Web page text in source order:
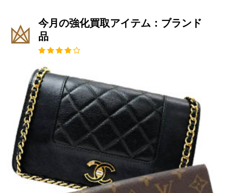
今月の強化買取アイテム：ブランド
品